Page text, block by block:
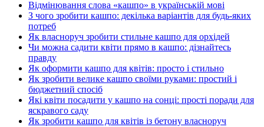
Відмінювання слова «кашпо» в українській мові
З чого зробити кашпо: декілька варіантів для будь-яких
потреб
Як власноруч зробити стильне кашпо для орхідей
Чи можна садити квіти прямо в кашпо: дізнайтесь
правду
Як оформити кашпо для квітів: просто і стильно
Як зробити велике кашпо своїми руками: простий і
бюджетний спосіб
Які квіти посадити у кашпо на сонці: прості поради для
яскравого саду
Як зробити кашпо для квітів із бетону власноруч